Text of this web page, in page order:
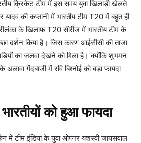
क्रिकेट टीम में इस समय युवा खिलाड़ी खेलते
की कप्तानी में भारतीय टीम T20 में बहुत ही
के खिलाफ T20 सीरीज में भारतीय टीम के
दर्शन किया है। जिस कारण आईसीसी की ताजा
का जलवा देखने को मिला है। क्योंकि शुभमन
गेंदबाजी में रवि बिश्नोई को बड़ा फायदा
को हुआ फायदा
में टीम इंडिया के युवा ओपनर यशस्वी जायसवाल